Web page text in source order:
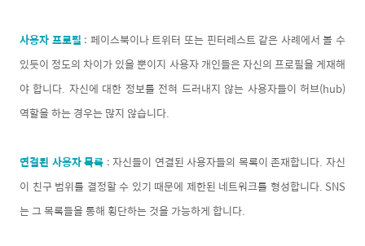
사용자 프로필 : 페이스북이나 트위터 또는 핀터레스트 같은 사례에서 볼 수
있듯이 정도의 차이가 있을 뿐이지 사용자 개인들은 자신의 프로필을 게재해
야 합니다. 자신에 대한 정보를 전혀 드러내지 않는 사용자들이 허브(hub)
역할을 하는 경우는 많지 않습니다.
연결된 사용자 목록 : 자신들이 연결된 사용자들의 목록이 존재합니다. 자신
이 친구 범위를 결정할 수 있기 때문에 제한된 네트워크를 형성합니다. SNS
는 그 목록들을 통해 횡단하는 것을 가능하게 합니다.